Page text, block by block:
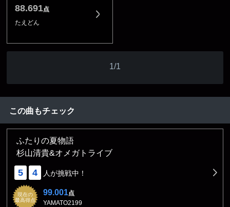
88.691点
たえどん
1/1
この曲もチェック
ふたりの夏物語
杉山清貴&オメガトライブ
5 4 人が挑戦中！
現在の
最高得点
99.001点
YAMATO2199